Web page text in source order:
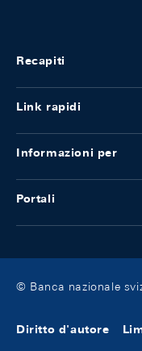
Recapiti
Link rapidi
Informazioni per
Portali
© Banca nazionale
Diritto d'autore